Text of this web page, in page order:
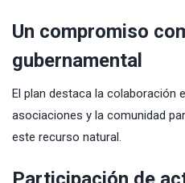
Un compromiso
gubernamental
El plan destaca la colaboración
asociaciones y la comunidad
este recurso natural.